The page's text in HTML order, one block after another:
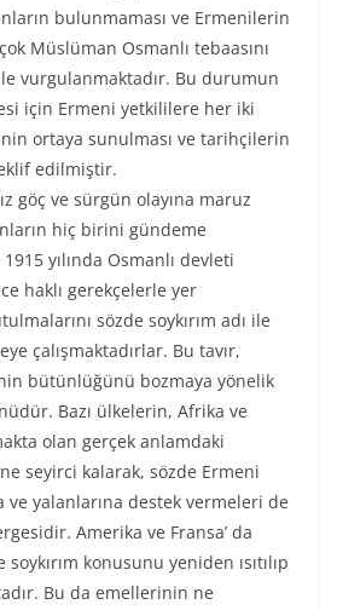
bulunmaması ve Ermenilerin
Müslüman Osmanlı tebaasını
vurgulanmaktadır. Bu durumun
için Ermeni yetkililere her iki
ortaya sunulması ve tarihçilerin
edilmiştir.
göç ve sürgün olayına maruz
hiç birini gündeme
yılında Osmanlı devleti
haklı gerekçelerle yer
sözde soykırım adı ile
çalışmaktadırlar. Bu tavır,
bütünlüğünü bozmaya yönelik
Bazı ülkelerin, Afrika ve
olan gerçek anlamdaki
seyirci kalarak, sözde Ermeni
ve yalanlarına destek vermeleri de
Amerika ve Fransa’ da
konusunu yeniden ısıtılıp
Bu da emellerinin ne